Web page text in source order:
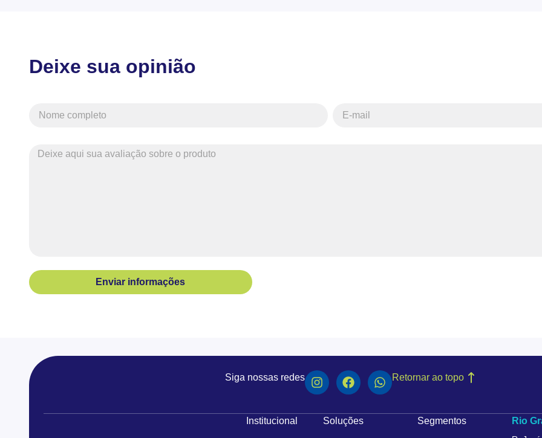
Deixe sua opinião
Enviar informações
Siga nossas redes Retornar ao topo
Institucional Soluções Segmentos Rio